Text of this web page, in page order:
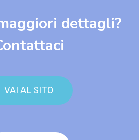
dettagli?
VAI AL SITO